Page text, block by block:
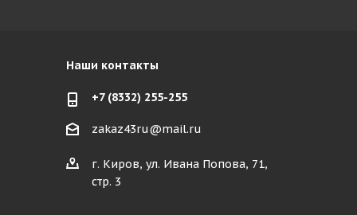
Наши контакты
+7 (8332) 255-255
zakaz43ru@mail.ru
г. Киров, ул. Ивана Попова, 71,
стр. 3